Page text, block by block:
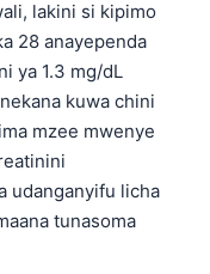
lakini si kipimo
28 anayependa
ya 1.3 mg/dL
kuwa chini
mzee mwenye
udanganyifu licha
tunasoma